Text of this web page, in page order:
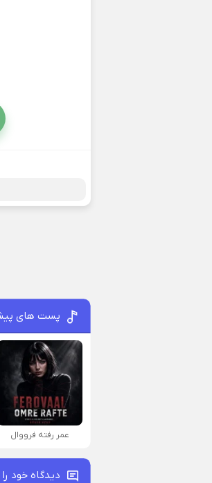
پست های
عمر رفته فرووال
دیدگاه خود